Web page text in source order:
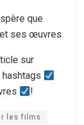
que
et ses œuvres
sur
!
les films